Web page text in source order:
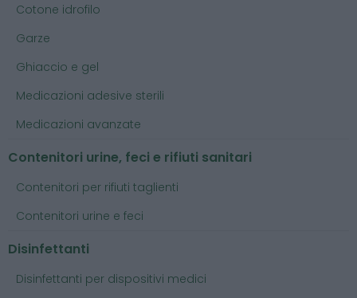
Cotone idrofilo
Garze
Ghiaccio e gel
Medicazioni adesive sterili
Medicazioni avanzate
Contenitori urine, feci e rifiuti sanitari
Contenitori per rifiuti taglienti
Contenitori urine e feci
Disinfettanti
Disinfettanti per dispositivi medici